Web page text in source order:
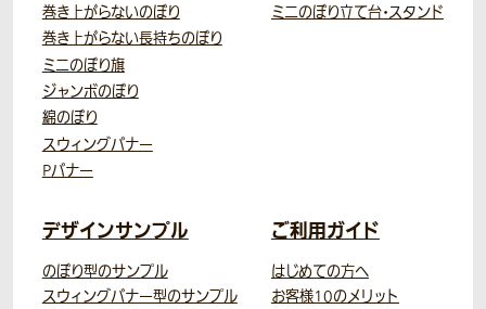
巻き上がらないのぼり
巻き上がらない長持ちのぼり
ミニのぼり旗
ジャンボのぼり
綿のぼり
スウィングバナー
Pバナー
ミニのぼり立て台・スタンド
デザインサンプル
のぼり型のサンプル
スウィングバナー型のサンプル
ご利用ガイド
はじめての方へ
お客様10のメリット